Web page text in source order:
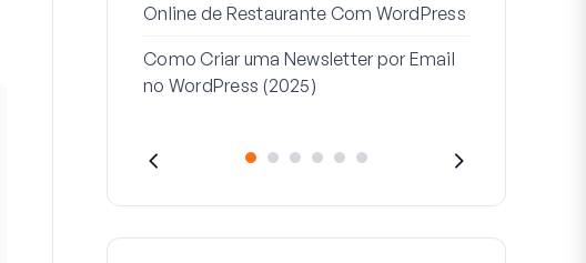
Online de Restaurante Com WordPress
Como Criar uma Newsletter por Email
no WordPress (2025)